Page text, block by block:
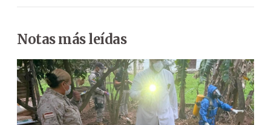
Notas más leídas